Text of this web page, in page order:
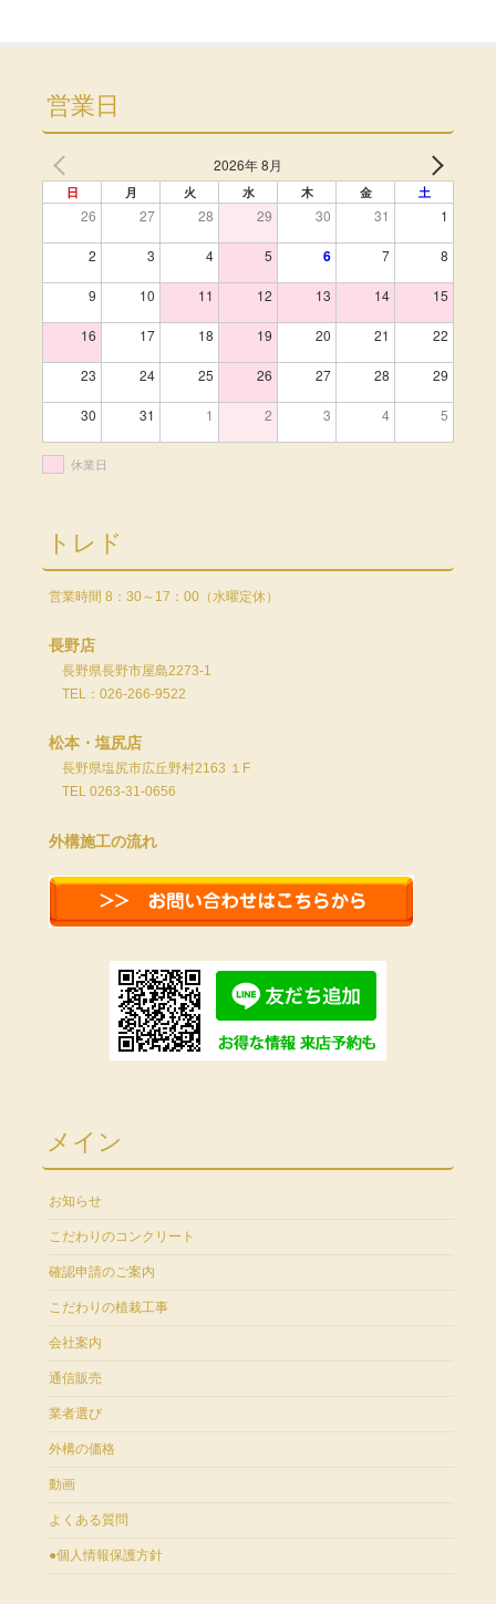
営業日
2026年 8月
日 月 火 水 木 金 土
26 27 28 29 30 31 1
2 3 4 5 6 7 8
9 10 11 12 13 14 15
16 17 18 19 20 21 22
23 24 25 26 27 28 29
30 31 1 2 3 4 5
休業日
トレド
営業時間 8：30～17：00（水曜定休）
長野店
長野県長野市屋島2273-1
TEL：026-266-9522
松本・塩尻店
長野県塩尻市広丘野村2163 １F
TEL 0263-31-0656
外構施工の流れ
メイン
お知らせ
こだわりのコンクリート
確認申請のご案内
こだわりの植栽工事
会社案内
通信販売
業者選び
外構の価格
動画
よくある質問
●個人情報保護方針